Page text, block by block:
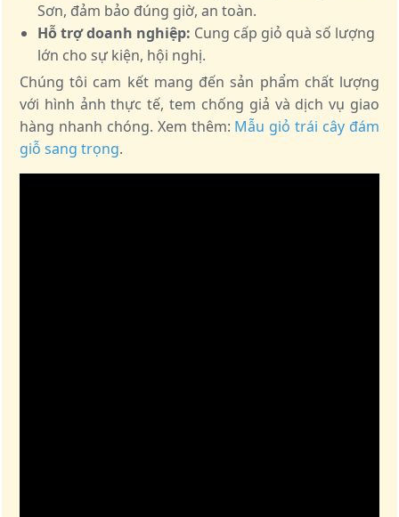
Sơn, đảm bảo đúng giờ, an toàn.
Hỗ trợ doanh nghiệp: Cung cấp giỏ quà số lượng
lớn cho sự kiện, hội nghị.
Chúng tôi cam kết mang đến sản phẩm chất lượng
với hình ảnh thực tế, tem chống giả và dịch vụ giao
hàng nhanh chóng. Xem thêm: Mẫu giỏ trái cây đám
giỗ sang trọng.